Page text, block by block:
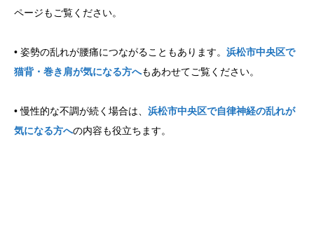
ページもご覧ください。
• 姿勢の乱れが腰痛につながることもあります。 浜松市中央区で
猫背・巻き肩が気になる方へもあわせてご覧ください。
• 慢性的な不調が続く場合は、 浜松市中央区で自律神経の乱れが
気になる方への内容も役立ちます。